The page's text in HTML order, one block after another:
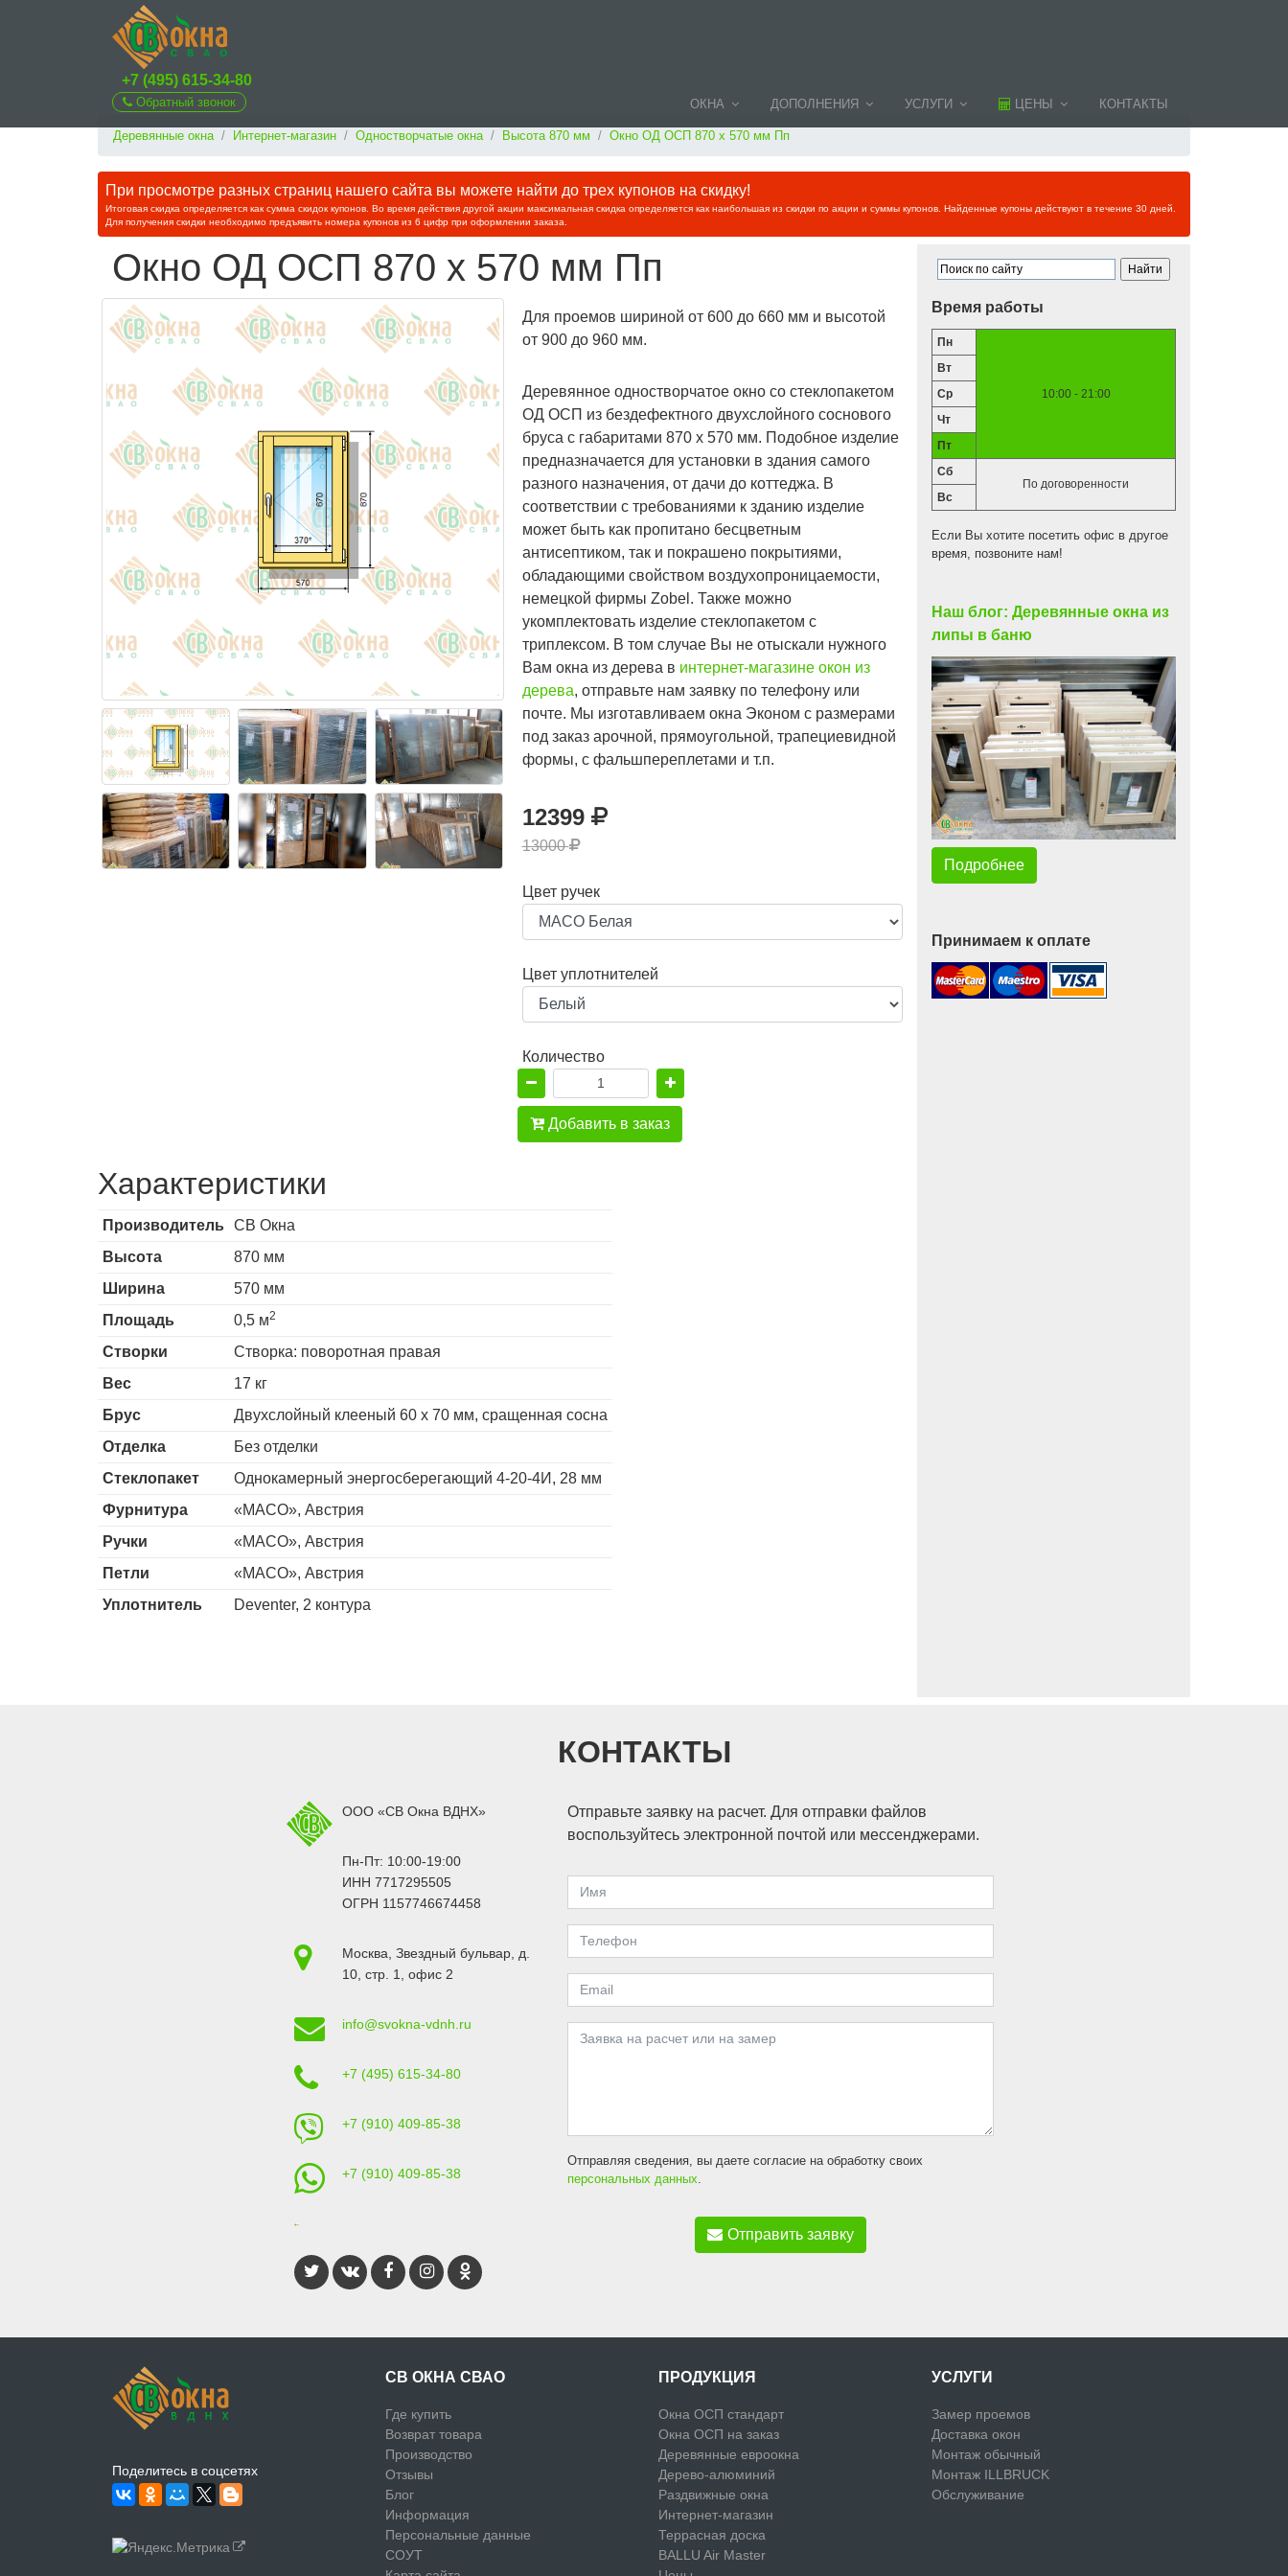
+7 (495) 615-34-80
Обратный звонок ОКНА ДОПОЛНЕНИЯ УСЛУГИ ЦЕНЫ КОНТАКТЫ
Деревянные окна Интернет-магазин Одностворчатые окна Высота 870 мм Окно ОД ОСП 870 х 570 мм Пп
При просмотре разных страниц нашего сайта вы можете найти до трех купонов на скидку!
Итоговая скидка определяется как сумма скидок купонов. Во время действия другой акции максимальная скидка определяется как наибольшая из скидки по акции и суммы купонов. Найденные купоны действуют в течение 30 дней.
Для получения скидки необходимо предъявить номера купонов из 6 цифр при оформлении заказа.
Окно ОД ОСП 870 х 570 мм Пп
Для проемов шириной от 600 до 660 мм и высотой
от 900 до 960 мм.
Деревянное одностворчатое окно со стеклопакетом
ОД ОСП из бездефектного двухслойного соснового
бруса с габаритами 870 х 570 мм. Подобное изделие
предназначается для установки в здания самого
разного назначения, от дачи до коттеджа. В
соответствии с требованиями к зданию изделие
может быть как пропитано бесцветным
антисептиком, так и покрашено покрытиями,
обладающими свойством воздухопроницаемости,
немецкой фирмы Zobel. Также можно
укомплектовать изделие стеклопакетом с
триплексом. В том случае Вы не отыскали нужного
Вам окна из дерева в интернет-магазине окон из
дерева, отправьте нам заявку по телефону или
почте. Мы изготавливаем окна Эконом с размерами
под заказ арочной, прямоугольной, трапециевидной
формы, с фальшпереплетами и т.п.
12399
13000
Цвет ручек
Цвет уплотнителей
Количество
Добавить в заказ
Характеристики
Производитель
СВ Окна
Высота
870 мм
Ширина
570 мм
Площадь
0,5 м2
Створки
Створка: поворотная правая
Вес
17 кг
Брус
Двухслойный клееный 60 х 70 мм, сращенная сосна
Отделка
Без отделки
Стеклопакет
Однокамерный энергосберегающий 4-20-4И, 28 мм
Фурнитура
«MACO», Австрия
Ручки
«MACO», Австрия
Петли
«MACO», Австрия
Уплотнитель
Deventer, 2 контура
Время работы
Пн
10:00 - 21:00
Вт
Ср
Чт
Пт
Сб
По договоренности
Вс
Если Вы хотите посетить офис в другое
время, позвоните нам!
Наш блог: Деревянные окна из
липы в баню
Подробнее
Принимаем к оплате
КОНТАКТЫ
ООО «СВ Окна ВДНХ»
Пн-Пт: 10:00-19:00
ИНН 7717295505
ОГРН 1157746674458
Москва Звездный бульвар, д.
10, стр. 1
, офис 2
info@svokna-vdnh.ru
+7 (495) 615-34-80
+7 (910) 409-85-38
+7 (910) 409-85-38
Отправьте заявку на расчет. Для отправки файлов
воспользуйтесь электронной почтой или мессенджерами.
Отправляя сведения, вы даете согласие на обработку своих
персональных данных.
Отправить заявку
Поделитесь в соцсетях
СВ ОКНА СВАО
Где купить
Возврат товара
Производство
Отзывы
Блог
Информация
Персональные данные
СОУТ
ПРОДУКЦИЯ
Окна ОСП стандарт
Окна ОСП на заказ
Деревянные евроокна
Дерево-алюминий
Раздвижные окна
Интернет-магазин
Террасная доска
BALLU Air Master
УСЛУГИ
Замер проемов
Доставка окон
Монтаж обычный
Монтаж ILLBRUCK
Обслуживание